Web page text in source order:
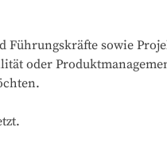
Führungskräfte sowie
oder